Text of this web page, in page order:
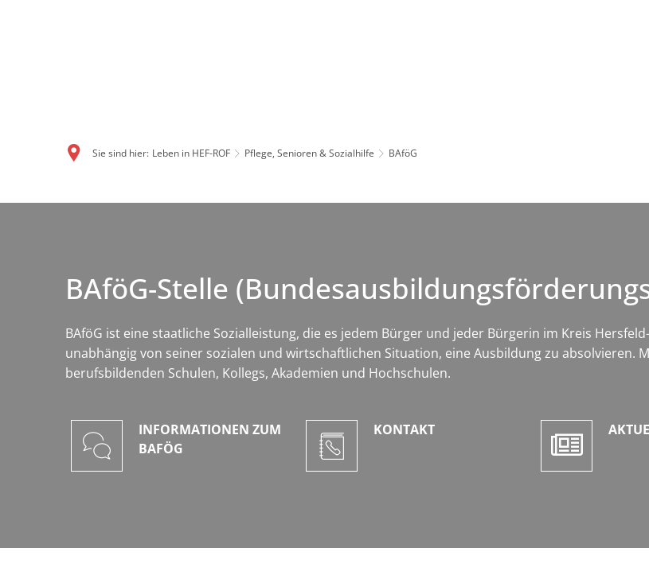
Sie sind hier: Leben in HEF-ROF Pflege, Senioren & Sozialhilfe BAföG
BAföG-Stelle
BAföG ist eine staatliche Sozialleistung, die es jedem Bürger und jeder Bürgerin im Kreis
unabhängig von seiner sozialen und wirtschaftlichen Situation, eine Ausbildung zu absolvieren.
berufsbildenden Schulen, Kollegs, Akademien und Hochschulen.
INFORMATIONEN ZUM
BAFÖG
KONTAKT